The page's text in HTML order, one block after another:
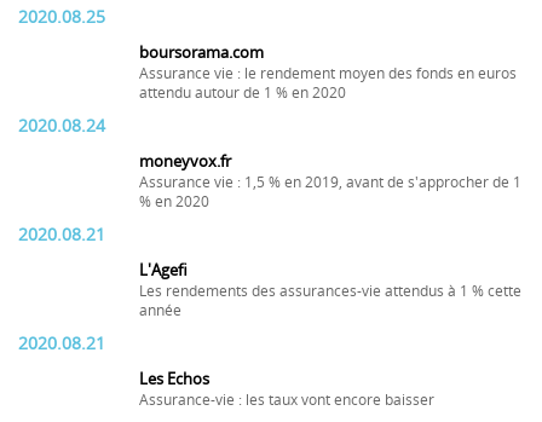
2020.08.25
boursorama.com
Assurance vie : le rendement moyen des fonds en euros
attendu autour de 1 % en 2020
2020.08.24
moneyvox.fr
Assurance vie : 1,5 % en 2019, avant de s'approcher de 1
% en 2020
2020.08.21
L'Agefi
Les rendements des assurances-vie attendus à 1 % cette
année
2020.08.21
Les Echos
Assurance-vie : les taux vont encore baisser